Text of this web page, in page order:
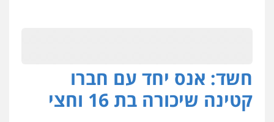
חשד: אנס יחד עם חברו
קטינה שיכורה בת 16 וחצי